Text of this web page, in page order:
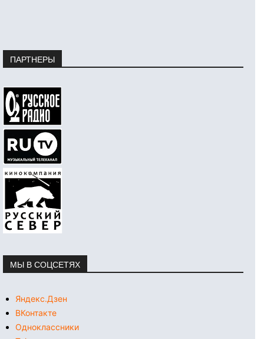
ПАРТНЕРЫ
МЫ В СОЦСЕТЯХ
Яндекс.Дзен
ВКонтакте
Одноклассники